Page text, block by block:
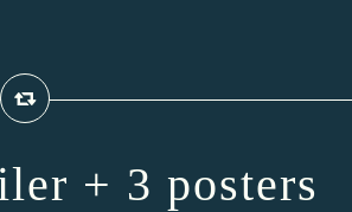
+ 3 posters